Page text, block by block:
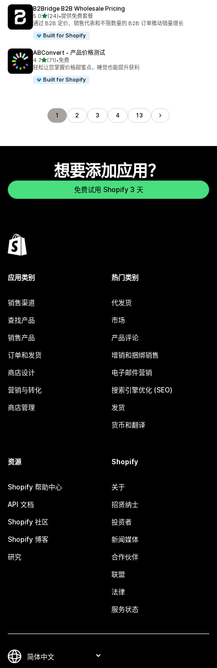
B2Bridge B2B Wholesale Pricing
5.0星（满分 5 星）
(24)
总共 24 条评论
•提供免费套餐
通过 B2B 定价、销售代表和不限数量的 B2B 订单推动销量增长
Built for Shopify
ABConvert ‑ 产品价格测试
4.7星（满分 5 星）
(71)
总共 71 条评论
•免费
轻松让您掌握价格甜蜜点，睡觉也能提升获利
Built for Shopify
1 2 3 4 13
想要添加应用？
免费试用 Shopify 3 天
应用类别
销售渠道
查找产品
销售产品
订单和发货
商店设计
营销与转化
商店管理
热门类别
代发货
市场
产品评论
增销和捆绑销售
电子邮件营销
搜索引擎优化 (SEO)
发货
货币和翻译
资源
Shopify 帮助中心
API 文档
Shopify 社区
Shopify 博客
研究
Shopify
关于
招贤纳士
投资者
新闻媒体
合作伙伴
联盟
法律
服务状态